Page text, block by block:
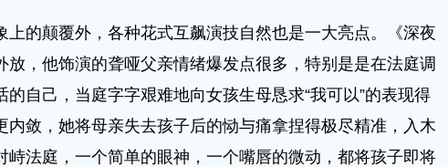
的颠覆外，各种花式互飙演技自然也是一大亮点。《深夜
放，他饰演的聋哑父亲情绪爆发点很多，特别是是在法庭调
自己，当庭字字艰难地向女孩生母恳求“我可以”的表现得
内敛，她将母亲失去孩子后的恸与痛拿捏得极尽精准，入木
峙法庭，一个简单的眼神，一个嘴唇的微动，都将孩子即将